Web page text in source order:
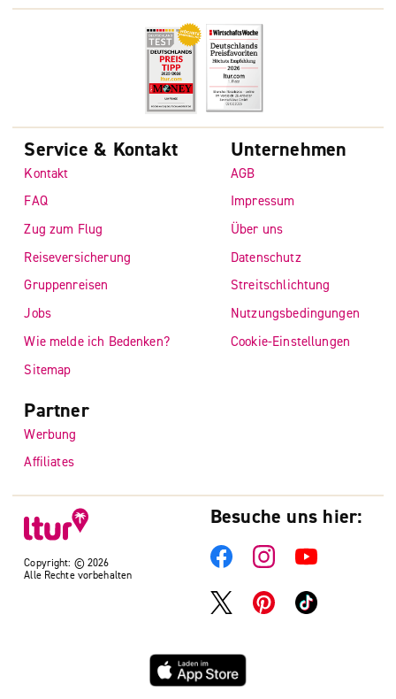
Copyright: © 2026
Alle Rechte vorbehalten
Service & Kontakt
Kontakt
FAQ
Zug zum Flug
Reiseversicherung
Gruppenreisen
Jobs
Wie melde ich Bedenken?
Sitemap
Unternehmen
AGB
Impressum
Über uns
Datenschutz
Streitschlichtung
Nutzungsbedingungen
Cookie-Einstellungen
Partner
Werbung
Affiliates
Besuche uns hier: